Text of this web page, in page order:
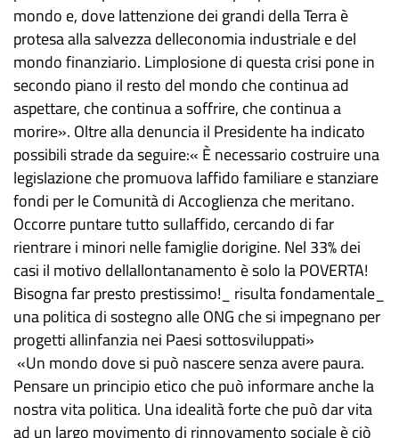
mondo e, dove lattenzione dei grandi della Terra è
protesa alla salvezza delleconomia industriale e del
mondo finanziario. Limplosione di questa crisi pone in
secondo piano il resto del mondo che continua ad
aspettare, che continua a soffrire, che continua a
morire». Oltre alla denuncia il Presidente ha indicato
possibili strade da seguire:« È necessario costruire una
legislazione che promuova laffido familiare e stanziare
fondi per le Comunità di Accoglienza che meritano.
Occorre puntare tutto sullaffido, cercando di far
rientrare i minori nelle famiglie dorigine. Nel 33% dei
casi il motivo dellallontanamento è solo la POVERTA!
Bisogna far presto prestissimo!_ risulta fondamentale_
una politica di sostegno alle ONG che si impegnano per
progetti allinfanzia nei Paesi sottosviluppati»
«Un mondo dove si può nascere senza avere paura.
Pensare un principio etico che può informare anche la
nostra vita politica. Una idealità forte che può dar vita
ad un largo movimento di rinnovamento sociale è ciò